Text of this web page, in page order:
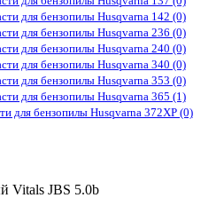
для бензопилы Husqvarna 142 (0)
для бензопилы Husqvarna 236 (0)
для бензопилы Husqvarna 240 (0)
для бензопилы Husqvarna 340 (0)
для бензопилы Husqvarna 353 (0)
для бензопилы Husqvarna 365 (1)
для бензопилы Husqvarna 372XP (0)
Vitals JBS 5.0b